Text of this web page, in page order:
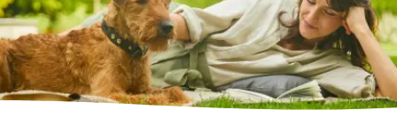
Magazine
Mondi Tematici